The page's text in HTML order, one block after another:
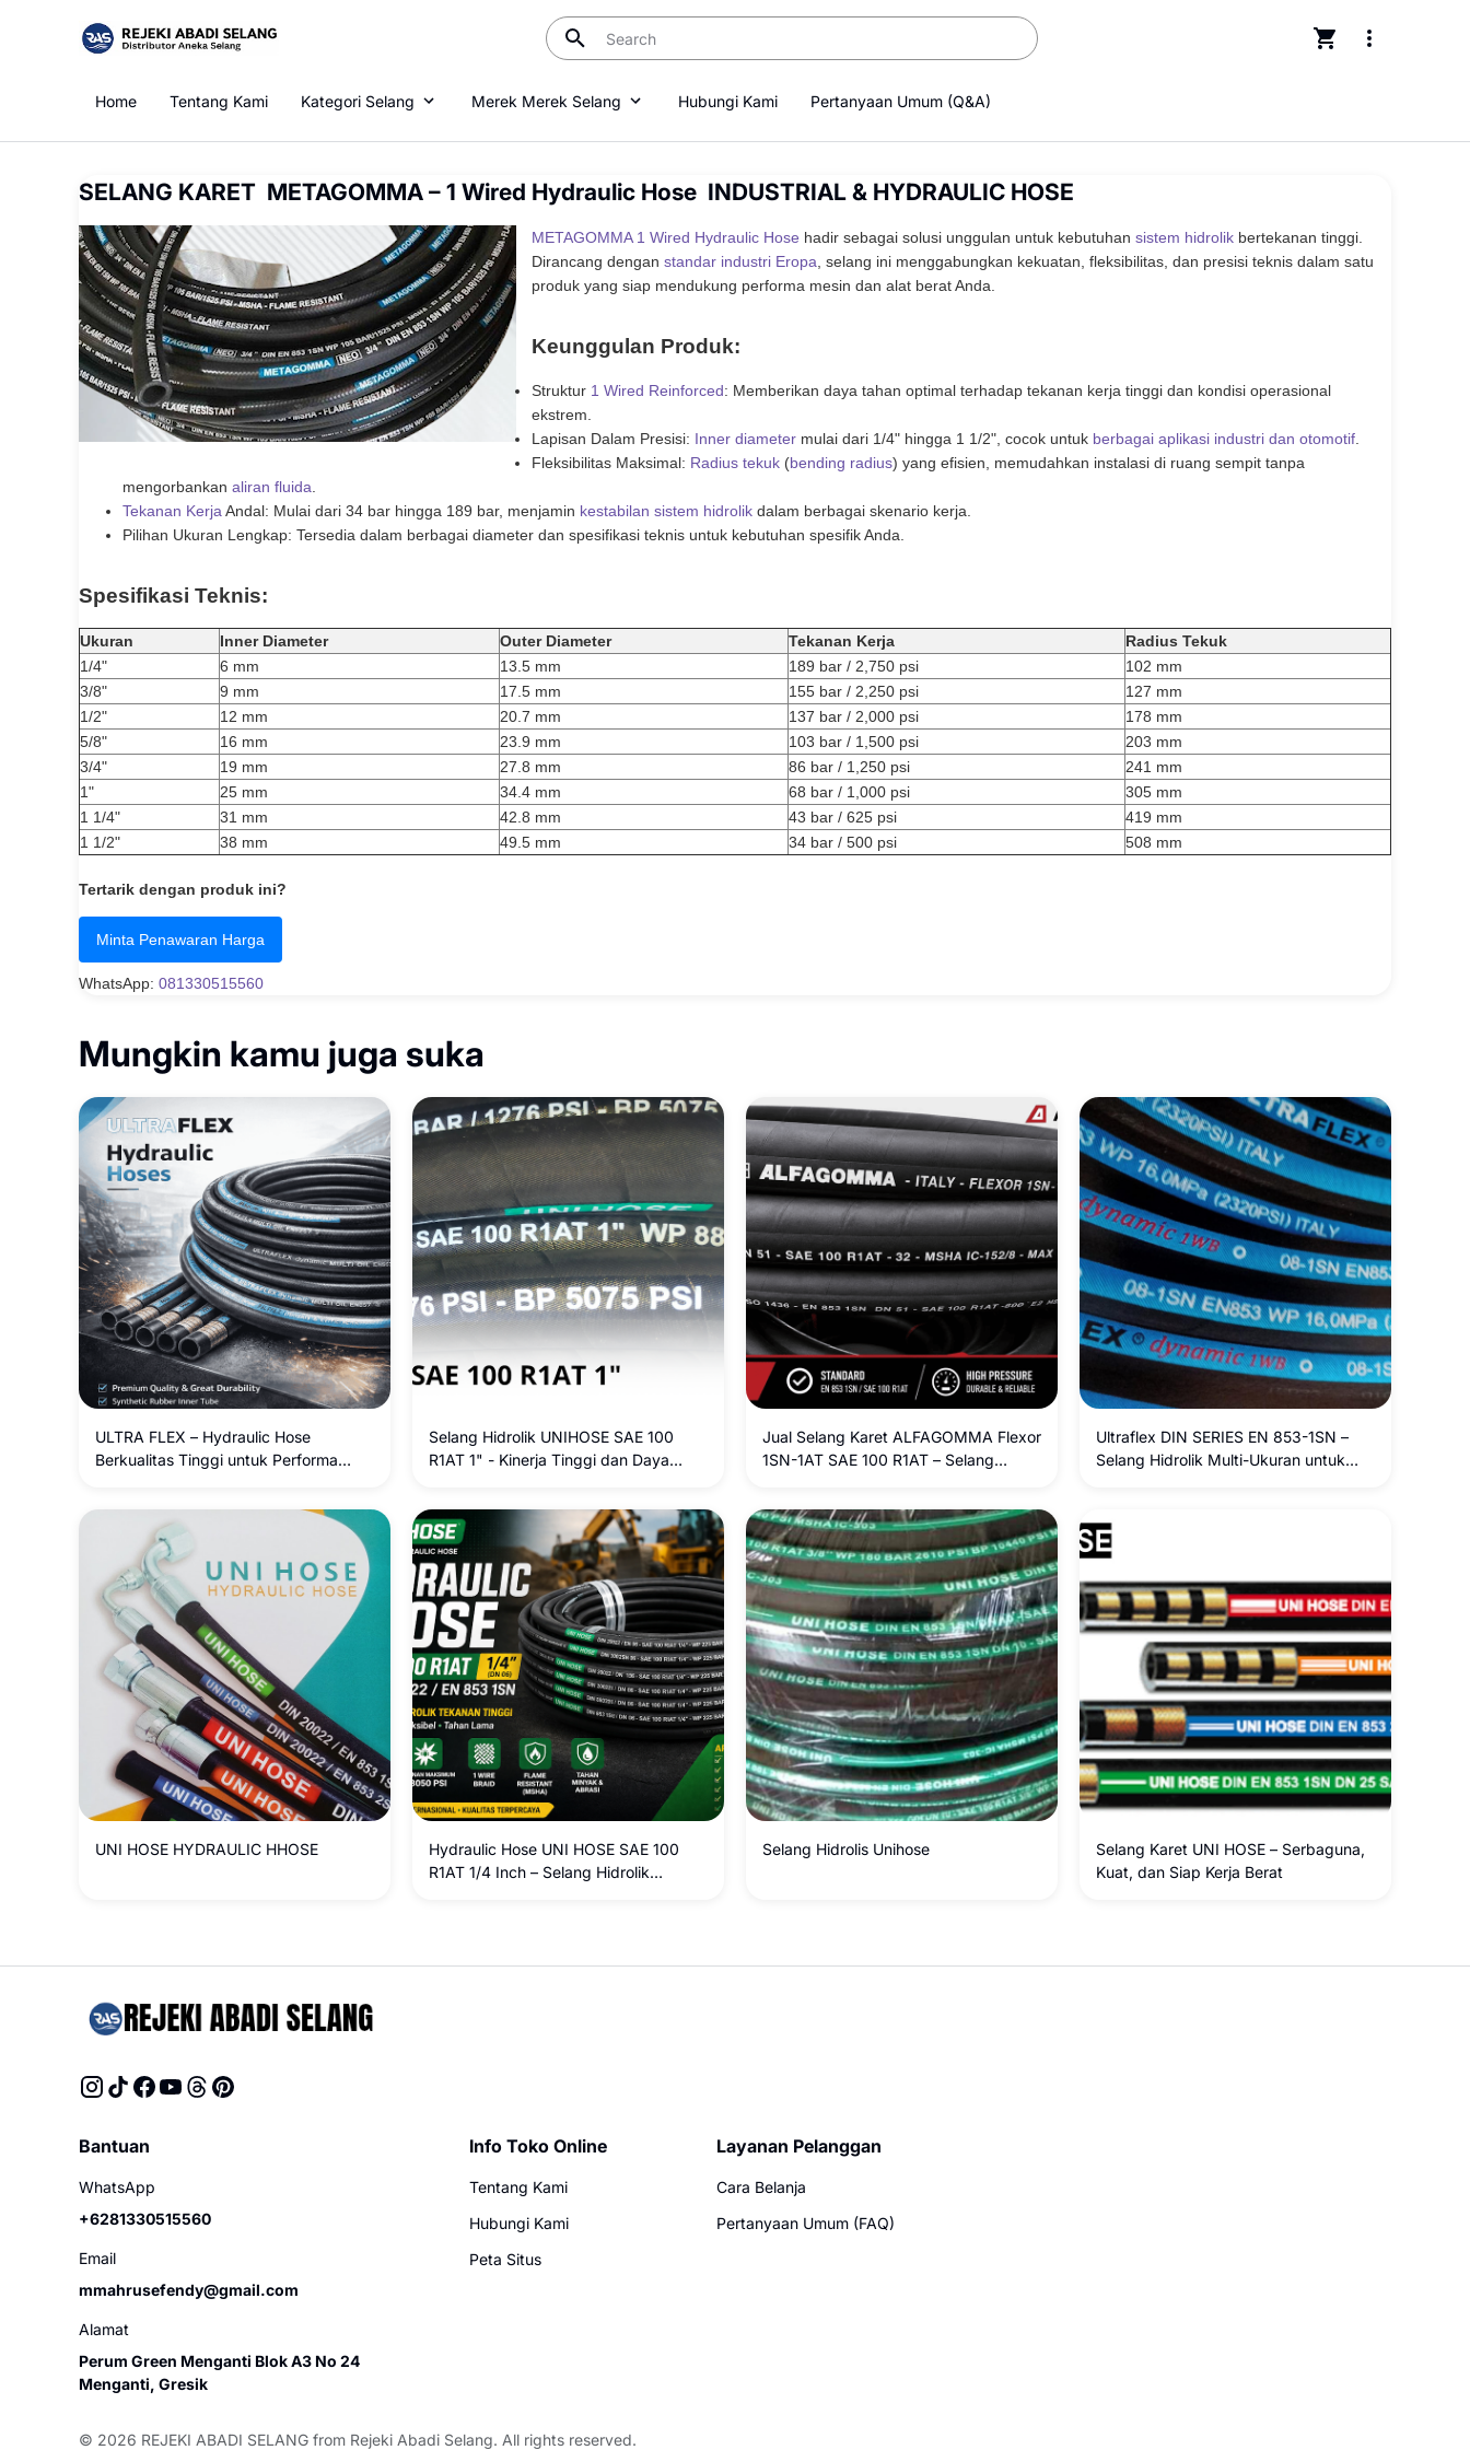
Home Tentang Kami Kategori Selang Merek Merek Selang Hubungi Kami Pertanyaan Umum (Q&A)
SELANG KARET METAGOMMA – 1 Wired Hydraulic Hose INDUSTRIAL & HYDRAULIC HOSE
METAGOMMA 1 Wired Hydraulic Hose hadir sebagai solusi unggulan untuk kebutuhan sistem hidrolik bertekanan tinggi.
Dirancang dengan standar industri Eropa , selang ini menggabungkan kekuatan, fleksibilitas, dan presisi teknis dalam satu
produk yang siap mendukung performa mesin dan alat berat Anda.
Keunggulan Produk:
Struktur 1 Wired Reinforced: Memberikan daya tahan optimal terhadap tekanan kerja tinggi dan kondisi operasional
ekstrem.
Lapisan Dalam Presisi: Inner diameter mulai dari 1/4" hingga 1 1/2", cocok untuk berbagai aplikasi industri dan otomotif
Fleksibilitas Maksimal: Radius tekuk (bending radius) yang efisien, memudahkan instalasi di ruang sempit tanpa
mengorbankan aliran fluida
Tekanan Kerja Andal: Mulai dari 34 bar hingga 189 bar, menjamin kestabilan sistem hidrolik dalam berbagai skenario kerja.
Pilihan Ukuran Lengkap: Tersedia dalam berbagai diameter dan spesifikasi teknis untuk kebutuhan spesifik Anda.
Spesifikasi Teknis:
Ukuran Inner Diameter Outer Diameter Tekanan Kerja
Radius Tekuk
1/4"
6 mm 13.5 mm 189 bar / 2,750 psi
102 mm
3/8"
9 mm 17.5 mm 155 bar / 2,250 psi
127 mm
1/2"
12 mm 20.7 mm 137 bar / 2,000 psi
178 mm
5/8"
16 mm 23.9 mm 103 bar / 1,500 psi
203 mm
3/4"
19 mm 27.8 mm 86 bar / 1,250 psi
241 mm
1"
25 mm 34.4 mm 68 bar / 1,000 psi
305 mm
1 1/4"
31 mm 42.8 mm 43 bar / 625 psi
419 mm
1 1/2"
38 mm 49.5 mm 34 bar / 500 psi 508 mm
Tertarik dengan produk ini?
Minta Penawaran Harga
WhatsApp: 081330515560
Mungkin kamu juga suka
ULTRA FLEX – Hydraulic Hose
Berkualitas Tinggi untuk Performa
Selang Hidrolik UNIHOSE SAE 100
R1AT 1" - Kinerja Tinggi dan Daya
Jual Selang Karet ALFAGOMMA Flexor
1SN-1AT SAE 100 R1AT – Selang
Italy
Ultraflex DIN SERIES EN 853-1SN –
Selang Hidrolik Multi-Ukuran untuk
UNI HOSE HYDRAULIC HHOSE
Hydraulic Hose UNI HOSE SAE 100
R1AT 1/4 Inch – Selang Hidrolik
Selang Hidrolis Unihose
Selang Karet UNI HOSE – Serbaguna,
Kuat, dan Siap Kerja Berat
Bantuan
WhatsApp
+6281330515560
Email
mmahrusefendy@gmail.com
Alamat
Perum Green Menganti Blok A3 No 24
Menganti, Gresik
Info Toko Online
Tentang Kami
Hubungi Kami
Peta Situs
Layanan Pelanggan
Cara Belanja
Pertanyaan Umum (FAQ)
© 2026 REJEKI ABADI SELANG from Rejeki Abadi Selang. All rights reserved.